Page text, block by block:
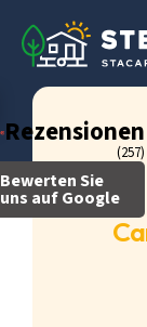
Rezensionen
(257)
Bewerten Sie
uns auf Google